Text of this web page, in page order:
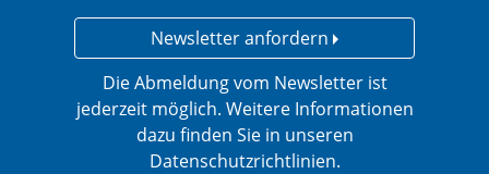
Newsletter anfordern
Die Abmeldung vom Newsletter ist
jederzeit möglich. Weitere Informationen
dazu finden Sie in unseren
Datenschutzrichtlinien.